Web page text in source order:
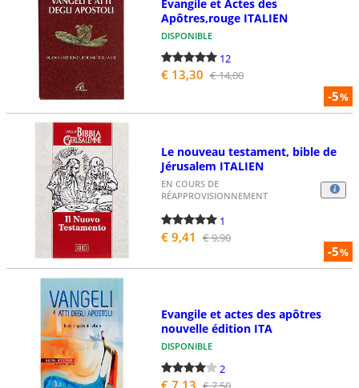
-5%
Évangile et Actes des
Apôtres,rouge ITALIEN
DISPONIBLE
12
€ 13,30 € 14,00
-5%
Le nouveau testament, bible de
Jérusalem ITALIEN
EN COURS DE
RÉAPPROVISIONNEMENT
1
€ 9,41 € 9,90
Evangile et actes des apôtres
nouvelle édition ITA
DISPONIBLE
2
€ 7,13